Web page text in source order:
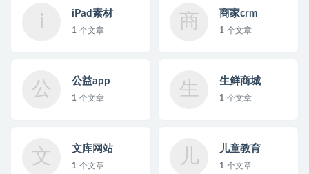
i iPad素材
1 个文章 商 商家crm
1 个文章
公 公益app
1 个文章 生 生鲜商城
1 个文章
文 文库网站
1 个文章 儿 儿童教育
1 个文章